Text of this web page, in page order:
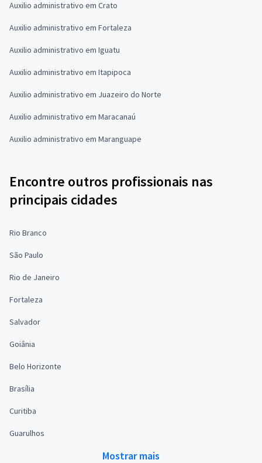
Auxilio administrativo em Crato
Auxilio administrativo em Fortaleza
Auxilio administrativo em Iguatu
Auxilio administrativo em Itapipoca
Auxilio administrativo em Juazeiro do Norte
Auxilio administrativo em Maracanaú
Auxilio administrativo em Maranguape
Encontre outros profissionais nas
principais cidades
Rio Branco
São Paulo
Rio de Janeiro
Fortaleza
Salvador
Goiânia
Belo Horizonte
Brasília
Curitiba
Guarulhos
Mostrar mais